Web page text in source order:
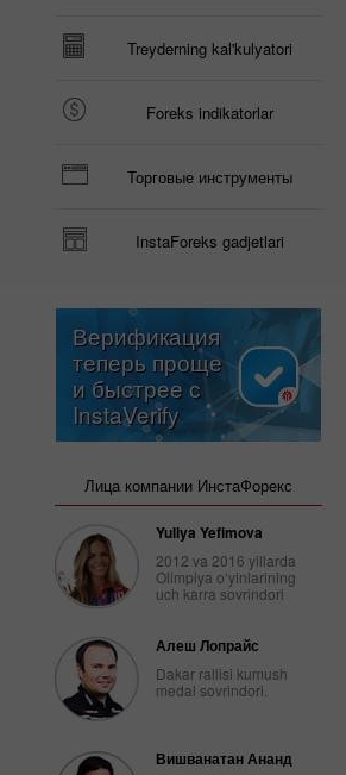
Treyderning kal'kulyatori
Foreks indikatorlar
Торговые инструменты
InstaForeks gadjetlari
Верификация
теперь проще
и быстрее с
InstaVerify
Лица компании ИнстаФорекс
Yuliya Yefimova
2012 va 2016 yillarda
Olimpiya o‘yinlarining
uch karra sovrindori
Алеш Лопрайс
Dakar rallisi kumush
medal sovrindori.
Вишванатан Ананд